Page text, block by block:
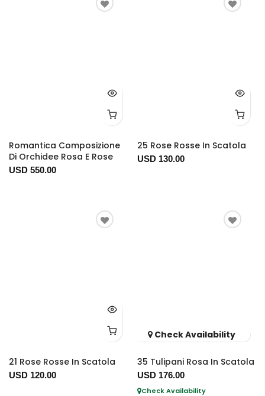
Romantica Composizione
Di Orchidee Rosa E Rose
USD 550.00
25 Rose Rosse In Scatola
USD 130.00
21 Rose Rosse In Scatola
USD 120.00
Check Availability
35 Tulipani Rosa In Scatola
USD 176.00
Check Availability